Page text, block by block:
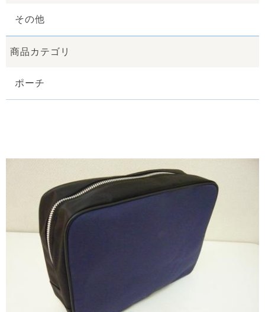
その他
商品カテゴリ
ポーチ